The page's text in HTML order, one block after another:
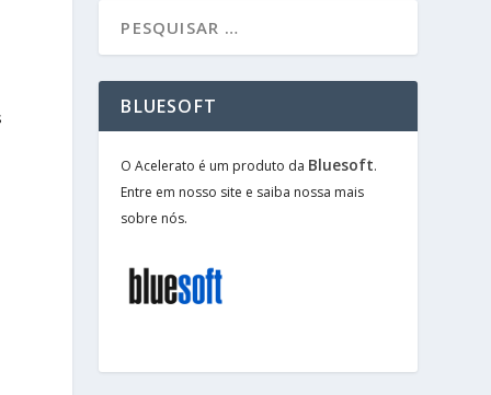
BLUESOFT
O Acelerato é um produto da Bluesoft.
Entre em nosso site e saiba nossa mais
sobre nós.